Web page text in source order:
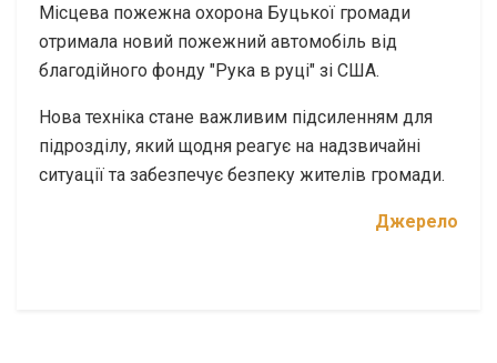
Місцева пожежна охорона Буцької громади
отримала новий пожежний автомобіль від
благодійного фонду "Рука в руці" зі США.
Нова техніка стане важливим підсиленням для
підрозділу, який щодня реагує на надзвичайні
ситуації та забезпечує безпеку жителів громади.
Джерело